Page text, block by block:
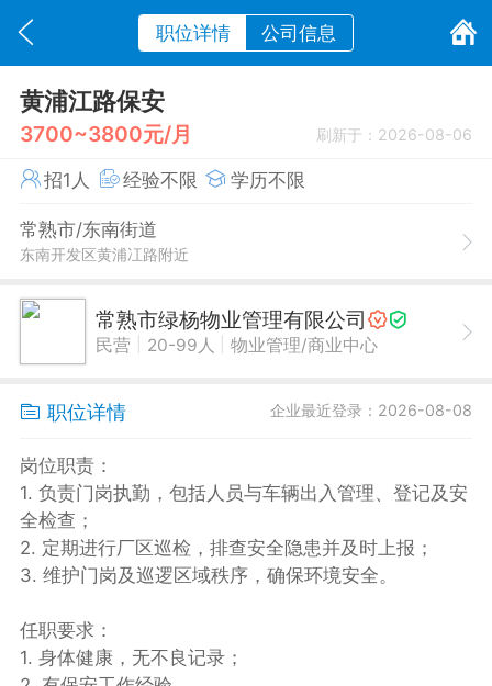
职位详情 公司信息
黄浦江路保安
3700~3800元/月 刷新于：2026-08-06
招1人 经验不限 学历不限
常熟市/东南街道
东南开发区黄浦冮路附近
常熟市绿杨物业管理有限公司
民营 20-99人 物业管理/商业中心
职位详情 企业最近登录：2026-08-08
岗位职责：
1. 负责门岗执勤，包括人员与车辆出入管理、登记及安
全检查；
2. 定期进行厂区巡检，排查安全隐患并及时上报；
3. 维护门岗及巡逻区域秩序，确保环境安全。
任职要求：
1. 身体健康，无不良记录；